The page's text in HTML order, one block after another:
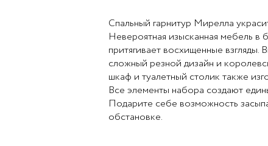
Спальный гарнитур Мирелла
Невероятная изысканная мебель
притягивает восхищенные
сложный резной дизайн и
шкаф и туалетный столик также
Все элементы набора создают
Подарите себе возможность
обстановке.